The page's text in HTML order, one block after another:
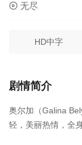
无尽
HD中字
剧情简介
奥尔加（Galina
轻，美丽热情，全
之下，隐藏着一颗